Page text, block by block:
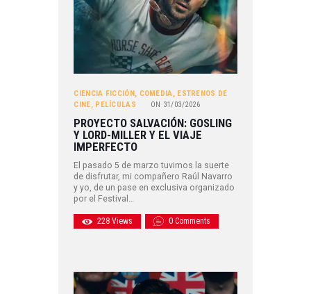
CIENCIA FICCIÓN, COMEDIA, ESTRENOS DE
CINE, PELÍCULAS ON 31/03/2026
PROYECTO SALVACIÓN: GOSLING
Y LORD-MILLER Y EL VIAJE
IMPERFECTO
El pasado 5 de marzo tuvimos la suerte
de disfrutar, mi compañero Raúl Navarro
y yo, de un pase en exclusiva organizado
por el Festival…
228 Views 0 Comments